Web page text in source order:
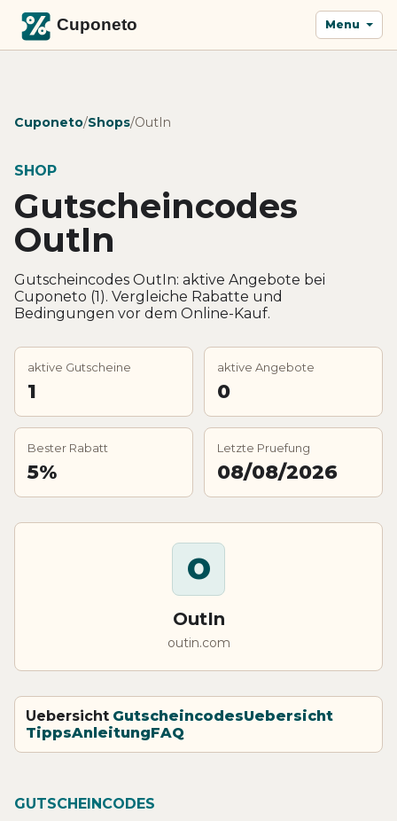
Menu
Cuponeto/Shops/OutIn
SHOP
Gutscheincodes
OutIn
Gutscheincodes OutIn: aktive Angebote bei
Cuponeto (1). Vergleiche Rabatte und
Bedingungen vor dem Online-Kauf.
aktive Gutscheine
1
aktive Angebote
0
Bester Rabatt
5%
Letzte Pruefung
08/08/2026
O
OutIn
outin.com
Uebersicht GutscheincodesUebersicht
TippsAnleitungFAQ
GUTSCHEINCODES